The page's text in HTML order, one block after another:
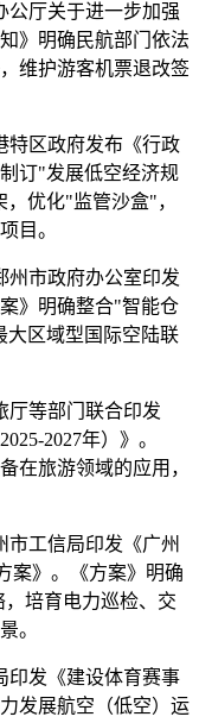
公厅关于进一步加强
》明确民航部门依法
维护游客机票退改签
特区政府发布《行政
订"发展低空经济规
优化"监管沙盒"，
目。
州市政府办公室印发
》明确整合"智能仓
大区域型国际空陆联
厅等部门联合印发
2027年）》。
在旅游领域的应用，
市工信局印发《广州
案》。《方案》明确
培育电力巡检、交
。
印发《建设体育赛事
发展航空（低空）运